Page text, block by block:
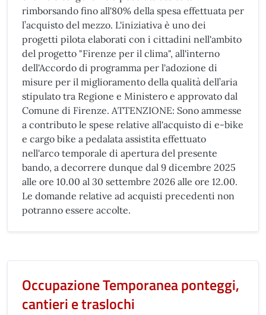
rimborsando fino all'80% della spesa effettuata per
l’acquisto del mezzo. L'iniziativa è uno dei
progetti pilota elaborati con i cittadini nell'ambito
del progetto "Firenze per il clima", all'interno
dell'Accordo di programma per l'adozione di
misure per il miglioramento della qualità dell’aria
stipulato tra Regione e Ministero e approvato dal
Comune di Firenze. ATTENZIONE: Sono ammesse
a contributo le spese relative all'acquisto di e-bike
e cargo bike a pedalata assistita effettuato
nell'arco temporale di apertura del presente
bando, a decorrere dunque dal 9 dicembre 2025
alle ore 10.00 al 30 settembre 2026 alle ore 12.00.
Le domande relative ad acquisti precedenti non
potranno essere accolte.
Occupazione Temporanea ponteggi,
cantieri e traslochi